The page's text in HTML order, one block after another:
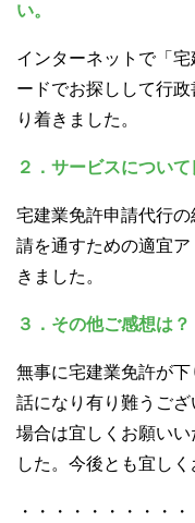
い。
インターネットで「
ードでお探しして行
り着きました。
２．サービスについ
宅建業免許申請代行
請を通すための適宜
きました。
３．その他ご感想は？
無事に宅建業免許が
話になり有り難うご
場合は宜しくお願い
した。今後とも宜しく
・・・・・・・・・